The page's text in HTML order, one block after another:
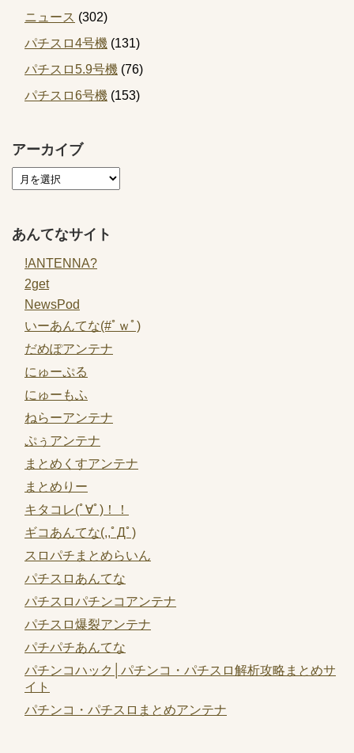
ニュース (302)
パチスロ4号機 (131)
パチスロ5.9号機 (76)
パチスロ6号機 (153)
アーカイブ
あんてなサイト
!ANTENNA?
2get
NewsPod
いーあんてな(#ﾟｗﾟ)
だめぽアンテナ
にゅーぷる
にゅーもふ
ねらーアンテナ
ぷぅアンテナ
まとめくすアンテナ
まとめりー
キタコレ(ﾟ∀ﾟ)！！
ギコあんてな(,,ﾟДﾟ)
スロパチまとめらいん
パチスロあんてな
パチスロパチンコアンテナ
パチスロ爆裂アンテナ
パチパチあんてな
パチンコハック│パチンコ・パチスロ解析攻略まとめサ
イト
パチンコ・パチスロまとめアンテナ